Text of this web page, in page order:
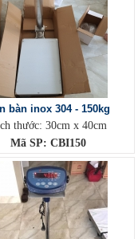
bàn inox 304 - 150kg
thước: 30cm x 40cm
Mã SP: CBI150